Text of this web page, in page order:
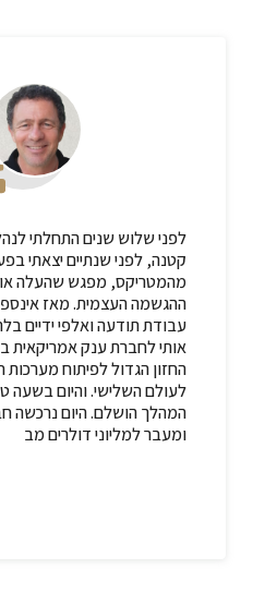
לפני שלוש שנים התחלתי
קטנה, לפני שנתיים יצאתי
מהמטריקס, מפגש שהעלה
ההגשמה העצמית. מאז
עבודת תודעה ואלפי ידיים
אותי לחברת ענק אמריקאית
החזון הגדול לפיתוח מערכות
לעולם השלישי. והיום בשעה
המהלך הושלם. היום נרכשה
ומעבר למליוני דולרים מב